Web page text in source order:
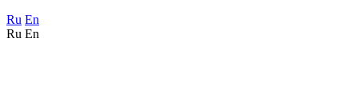
Ru En
Ru En